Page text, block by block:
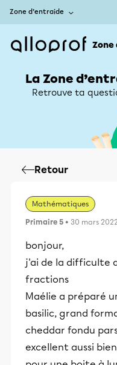
Zone d’entraide
Zone
La Zone
Retrouve ta
Retour
Mathématiques
Primaire 5 • 30 mars 2022
bonjour,
j'ai de la difficulte
fractions
Maélie a préparé
basilic, grand
cheddar fondu
excellent aussi